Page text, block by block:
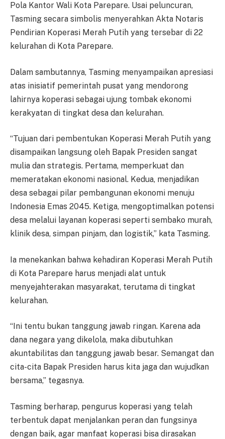
Pola Kantor Wali Kota Parepare. Usai peluncuran,
Tasming secara simbolis menyerahkan Akta Notaris
Pendirian Koperasi Merah Putih yang tersebar di 22
kelurahan di Kota Parepare.
Dalam sambutannya, Tasming menyampaikan apresiasi
atas inisiatif pemerintah pusat yang mendorong
lahirnya koperasi sebagai ujung tombak ekonomi
kerakyatan di tingkat desa dan kelurahan.
“Tujuan dari pembentukan Koperasi Merah Putih yang
disampaikan langsung oleh Bapak Presiden sangat
mulia dan strategis. Pertama, memperkuat dan
memeratakan ekonomi nasional. Kedua, menjadikan
desa sebagai pilar pembangunan ekonomi menuju
Indonesia Emas 2045. Ketiga, mengoptimalkan potensi
desa melalui layanan koperasi seperti sembako murah,
klinik desa, simpan pinjam, dan logistik,” kata Tasming.
Ia menekankan bahwa kehadiran Koperasi Merah Putih
di Kota Parepare harus menjadi alat untuk
menyejahterakan masyarakat, terutama di tingkat
kelurahan.
“Ini tentu bukan tanggung jawab ringan. Karena ada
dana negara yang dikelola, maka dibutuhkan
akuntabilitas dan tanggung jawab besar. Semangat dan
cita-cita Bapak Presiden harus kita jaga dan wujudkan
bersama,” tegasnya.
Tasming berharap, pengurus koperasi yang telah
terbentuk dapat menjalankan peran dan fungsinya
dengan baik, agar manfaat koperasi bisa dirasakan